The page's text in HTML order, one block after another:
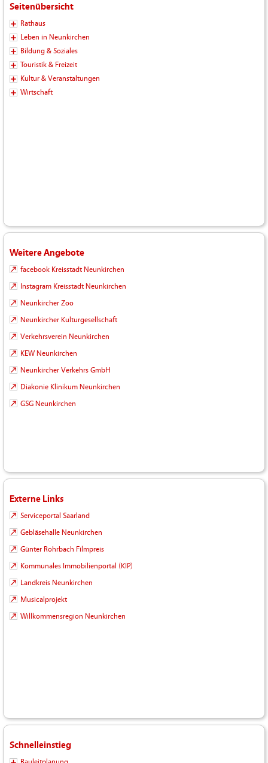
Seitenübersicht
Rathaus
Leben in Neunkirchen
Bildung & Soziales
Touristik & Freizeit
Kultur & Veranstaltungen
Wirtschaft
Weitere Angebote
facebook Kreisstadt Neunkirchen
Instagram Kreisstadt Neunkirchen
Neunkircher Zoo
Neunkircher Kulturgesellschaft
Verkehrsverein Neunkirchen
KEW Neunkirchen
Neunkircher Verkehrs GmbH
Diakonie Klinikum Neunkirchen
GSG Neunkirchen
Externe Links
Serviceportal Saarland
Gebläsehalle Neunkirchen
Günter Rohrbach Filmpreis
Kommunales Immobilienportal (KIP)
Landkreis Neunkirchen
Musicalprojekt
Willkommensregion Neunkirchen
Schnelleinstieg